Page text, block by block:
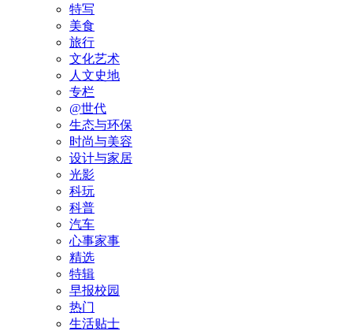
特写
美食
旅行
文化艺术
人文史地
专栏
@世代
生态与环保
时尚与美容
设计与家居
光影
科玩
科普
汽车
心事家事
精选
特辑
早报校园
热门
生活贴士